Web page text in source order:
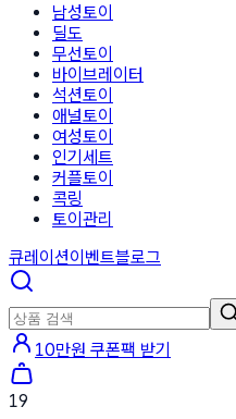
남성토이
딜도
무선토이
바이브레이터
석션토이
애널토이
여성토이
인기세트
커플토이
콕링
토이관리
큐레이션이벤트블로그
10만원 쿠폰팩 받기
19